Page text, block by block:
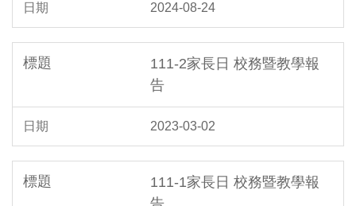
2024-08-24
111-2家長日 校務暨教學報
告
2023-03-02
111-1家長日 校務暨教學報